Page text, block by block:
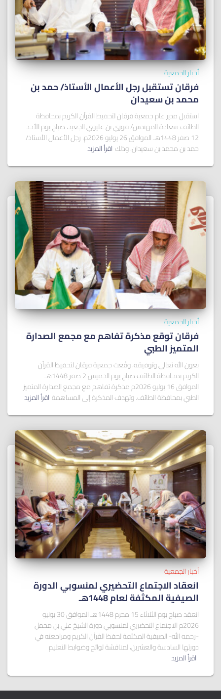
أخبار الجمعية
فرقان تستقبل رجل الأعمال الأستاذ/ ﺣﻤﺪ ﺑﻦ
ﻣﺤﻤﺪ ﺑﻦ ﺳﻌﻴﺪان
استقبل مدير عام جمعية فرقان لتحفيظ القرآن الكريم بمحافظة
الطائف سعادة المهندس/ فوزي بن عليوي الجعيد، صباح يوم الأحد
12 صفر 1448هـ الموافق 26 يوليو 2026م، رجل الأعمال الأستاذ/
حمد بن محمد بن سعيدان، وذلك اقرأ المزيد
أخبار الجمعية
فرقان توقع مذكرة تفاهم مع مجمع الصدارة
المتميز الطبي
بعون الله تعالى وتوفيقه، وقّعت جمعية فرقان لتحفيظ القرآن
الكريم بمحافظة الطائف صباح يوم الخميس 2 صفر 1448هـ
الموافق 16 يوليو 2026م مذكرة تفاهم مع مجمع الصدارة المتميز
الطبي بمحافظة الطائف. وتهدف المذكرة إلى المساهمة اقرأ المزيد
أخبار الجمعية
انعقاد الاجتماع التحضيري لمنسوبي الدورة
الصيفية المكثفة لعام 1448هـ
انعقد صباح يوم الثلاثاء 15 محرم 1448هـ الموافق 30 يونيو
2026م الاجتماع التحضيري لمنسوبي دورة الشيخ علي بن محمل
-رحمه الله- الصيفية المكثفة لحفظ القرآن الكريم ومراجعته في
دورتها السادسة والعشرين، لمناقشة لوائح وضوابط التعليم
اقرأ المزيد